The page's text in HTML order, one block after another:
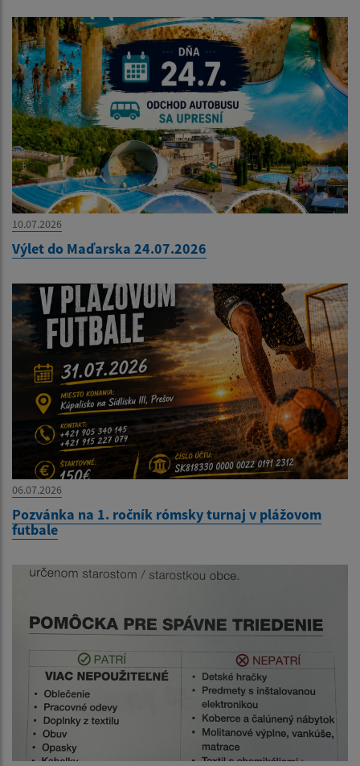
10.07.2026
Výlet do Maďarska 24.07.2026
06.07.2026
Pozvánka na 1. ročník rómsky turnaj v plážovom
futbale